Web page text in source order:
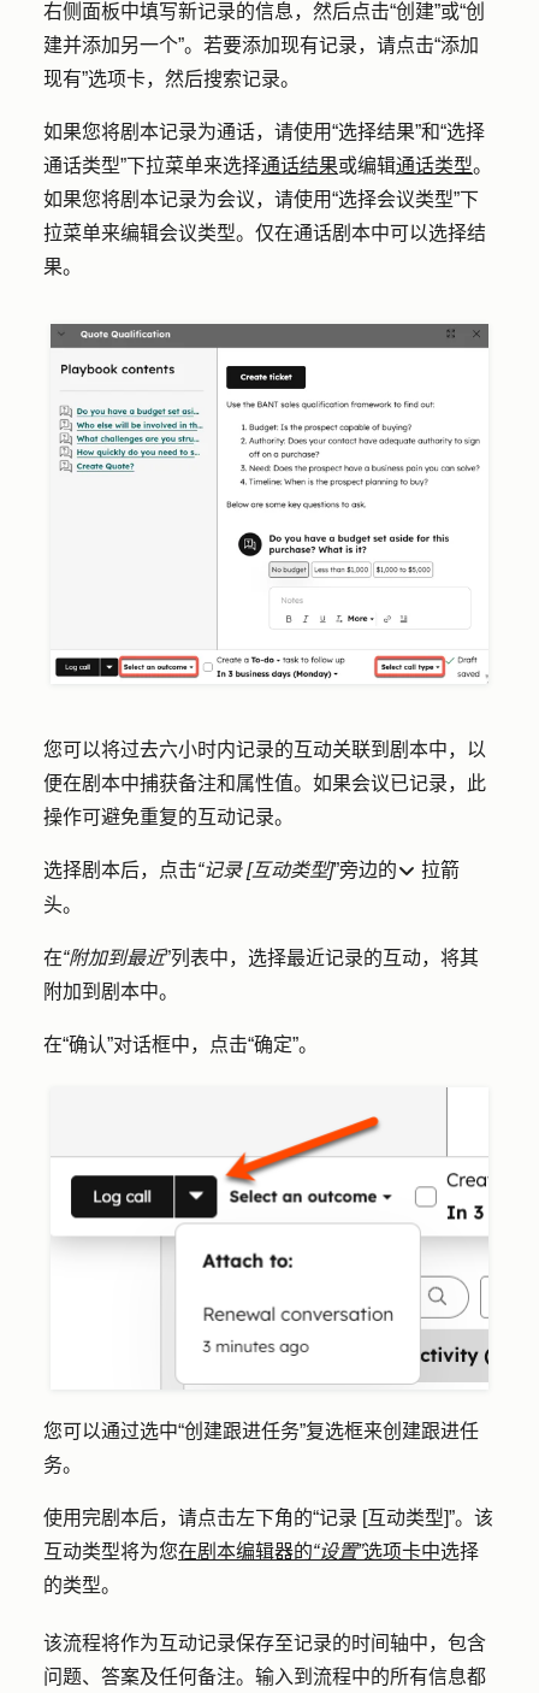
右侧面板中填写新记录的信息，然后点击“创建”或“创
建并添加另一个”。若要添加现有记录，请点击“添加
现有”选项卡，然后搜索记录。
如果您将剧本记录为通话，请使用“选择结果”和“选择
通话类型”下拉菜单来选择通话结果或编辑通话类型。
如果您将剧本记录为会议，请使用“选择会议类型”下
拉菜单来编辑会议类型。仅在通话剧本中可以选择结
果。
您可以将过去六小时内记录的互动关联到剧本中，以
便在剧本中捕获备注和属性值。如果会议已记录，此
操作可避免重复的互动记录。
选择剧本后，点击“记录 [互动类型]”旁边的down 拉箭
头。
在“附加到最近”列表中，选择最近记录的互动，将其
附加到剧本中。
在“确认”对话框中，点击“确定”。
您可以通过选中“创建跟进任务”复选框来创建跟进任
务。
使用完剧本后，请点击左下角的“记录 [互动类型]”。该
互动类型将为您在剧本编辑器的“设置”选项卡中选择
的类型。
该流程将作为互动记录保存至记录的时间轴中，包含
问题、答案及任何备注。输入到流程中的所有信息都